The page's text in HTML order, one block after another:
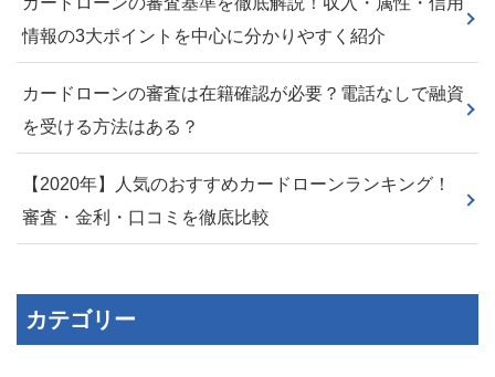
情報の3大ポイントを中心に分かりやすく紹介
カードローンの審査は在籍確認が必要？電話なしで融資
を受ける方法はある？
【2020年】人気のおすすめカードローンランキング！
審査・金利・口コミを徹底比較
カテゴリー